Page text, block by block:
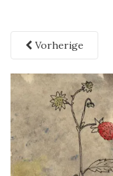
Vorherige